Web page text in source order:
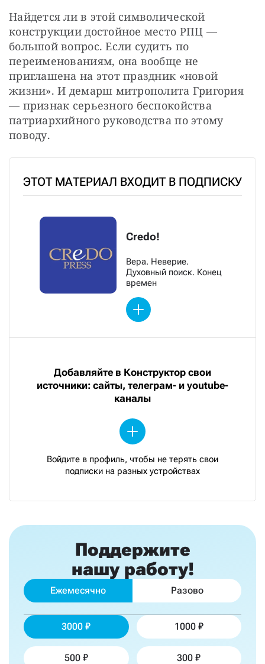
Найдется ли в этой символической
конструкции достойное место РПЦ —
большой вопрос. Если судить по
переименованиям, она вообще не
приглашена на этот праздник «новой
жизни». И демарш митрополита Григория
— признак серьезного беспокойства
патриархийного руководства по этому
поводу.
ЭТОТ МАТЕРИАЛ ВХОДИТ В ПОДПИСКУ
Credo!
Вера. Неверие.
Духовный поиск. Конец
времен
Добавляйте в Конструктор свои
источники: сайты, телеграм- и youtube-
каналы
Войдите в профиль, чтобы не терять свои
подписки на разных устройствах
Поддержите
нашу работу!
Ежемесячно Разово
3000 1000
500 300